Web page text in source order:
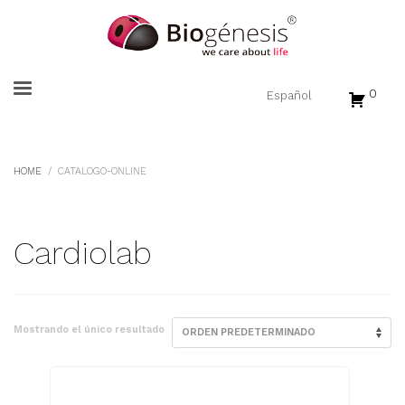
0
HOME CATALOGO-ONLINE
Cardiolab
Mostrando el único resultado